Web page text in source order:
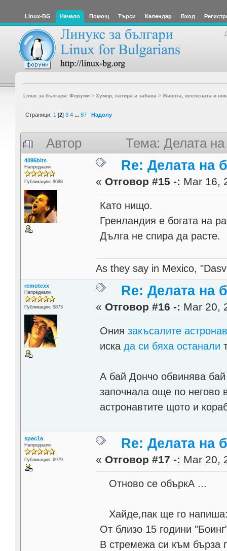
Linux-BG Начало Помощ Търси Календар Вход
Linux за българи: Форуми> Хумор, сатира и забава > Живота, вселената и
Страници: 1 [2] 3 4 ... 87 Надолу
Автор Тема: Делата
4096bits
Напреднали
Публикации: 9698
Re: Делата на
« Отговор #15 -: Mar 16,
Като нищо.
Гренландия е богата на
Дълга не спира да расте.
As they say in Mexico,
remotexx
Напреднали
Публикации: 5873
Re: Делата на
« Отговор #16 -: Mar 20,
Ониязакъсалите
искада си бяха останали
А бай Дончо обвинява
започнала още по негово
астронавтите щото и
spec1a
Напреднали
Публикации: 6979
Re: Делата на
« Отговор #17 -: Mar 20,
Отново се объркА ...
Хайде,пак ще го
От близо 15 години
В стремежа си към бърза